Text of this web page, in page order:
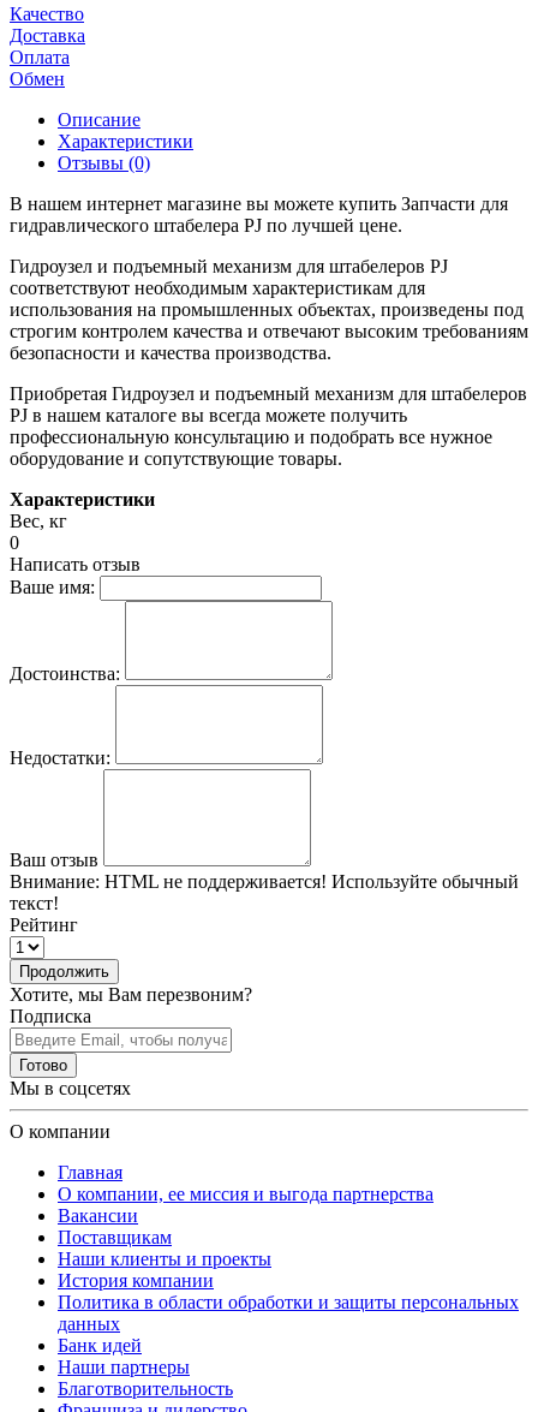
Качество
Доставка
Оплата
Обмен
Описание
Характеристики
Отзывы (0)
В нашем интернет магазине вы можете купить Запчасти для
гидравлического штабелера PJ по лучшей цене.
Гидроузел и подъемный механизм для штабелеров PJ
соответствуют необходимым характеристикам для
использования на промышленных объектах, произведены под
строгим контролем качества и отвечают высоким требованиям
безопасности и качества производства.
Приобретая Гидроузел и подъемный механизм для штабелеров
PJ в нашем каталоге вы всегда можете получить
профессиональную консультацию и подобрать все нужное
оборудование и сопутствующие товары.
Характеристики
Вес, кг
0
Написать отзыв
Ваше имя:
Достоинства:
Недостатки:
Ваш отзыв
Внимание: HTML не поддерживается! Используйте обычный
текст!
Рейтинг
Продолжить
Хотите, мы Вам перезвоним?
Подписка
Готово
Мы в соцсетях
О компании
Главная
О компании, ее миссия и выгода партнерства
Вакансии
Поставщикам
Наши клиенты и проекты
История компании
Политика в области обработки и защиты персональных
данных
Банк идей
Наши партнеры
Благотворительность